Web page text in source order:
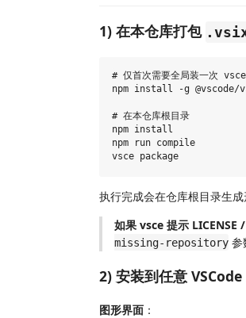
1) 在本仓库打包
# 仅首次需要全局装一次 vsce
npm install -g @vscode/
# 在本仓库根目录
npm install
npm run compile
执行完成会在仓库根目录生成
如果 vsce 提示
missing-repository 参
2) 安装到任意
图形界面 ：